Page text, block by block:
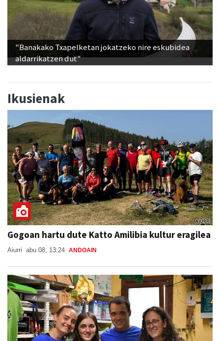
"Banakako Txapelketan jokatzeko nire eskubidea
aldarrikatzen dut"
Ikusienak
Gogoan hartu dute Katto Amilibia kultur eragilea
Aiurri abu 08, 13:24 ANDOAIN